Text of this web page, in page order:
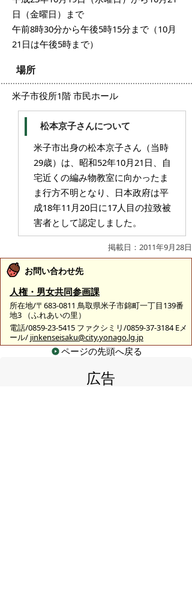
日（金曜日）まで
午前8時30分から午後5時15分まで（10月
21日は午後5時まで）
場所
米子市役所1階 市民ホール
松本京子さんについて
米子市出身の松本京子さん（当時
29歳）は、昭和52年10月21日、自
宅近くの編み物教室に向かったま
ま行方不明となり、日本政府は平
成18年11月20日に17人目の拉致被
害者として認定しました。
掲載日：2011年9月28日
お問い合わせ先
人権・男女共同参画課
所在地/〒683-0811 鳥取県米子市錦町一丁目139番
地3 （ふれあいの里）
電話/0859-23-5415 ファクシミリ/0859-37-3184 Eメ
ール/ jinkenseisaku@city.yonago.lg.jp
ページの先頭へ戻る
広告